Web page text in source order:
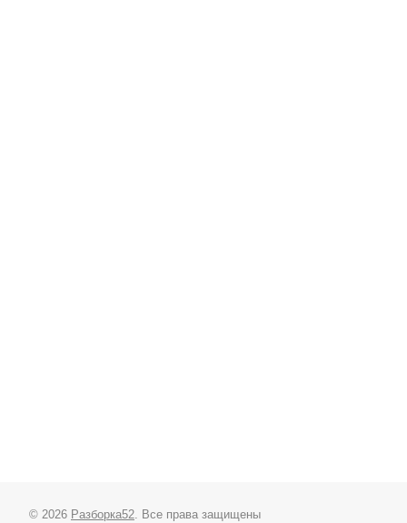
© 2026 Разборка52. Все права защищены